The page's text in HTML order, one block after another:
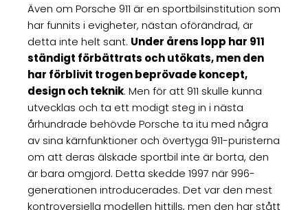
Även om Porsche 911 är en sportbilsinstitution som
har funnits i evigheter, nästan oförändrad, är
detta inte helt sant. Under årens lopp har 911
ständigt förbättrats och utökats, men den
har förblivit trogen beprövade koncept,
design och teknik. Men för att 911 skulle kunna
utvecklas och ta ett modigt steg in i nästa
århundrade behövde Porsche ta itu med några
av sina kärnfunktioner och övertyga 911-puristerna
om att deras älskade sportbil inte är borta, den
är bara omgjord. Detta skedde 1997 när 996-
generationen introducerades. Det var den mest
kontroversiella modellen hittills, men den har stått